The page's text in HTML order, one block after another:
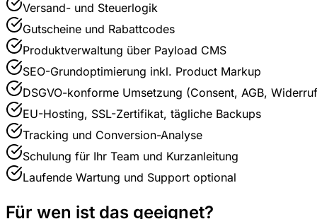
Versand- und Steuerlogik
Gutscheine und Rabattcodes
Produktverwaltung über Payload CMS
SEO-Grundoptimierung inkl. Product Markup
DSGVO-konforme Umsetzung (Consent, AGB,
EU-Hosting, SSL-Zertifikat, tägliche Backups
Tracking und Conversion-Analyse
Schulung für Ihr Team und Kurzanleitung
Laufende Wartung und Support optional
Für wen ist das geeignet?